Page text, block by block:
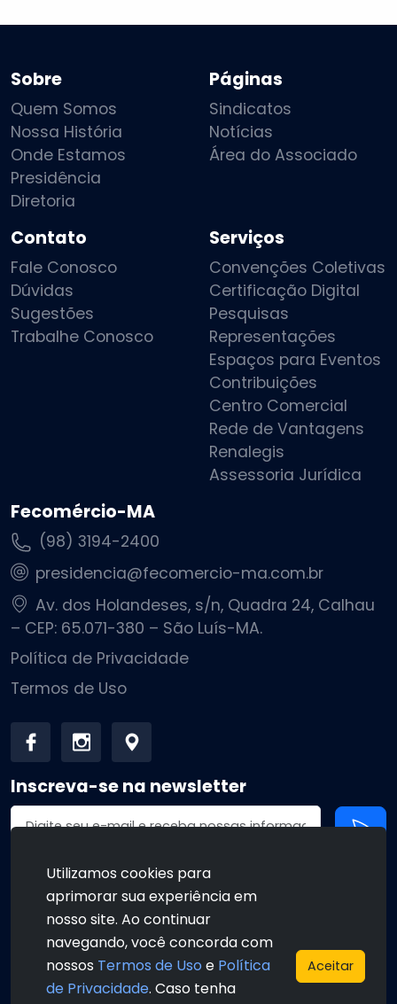
Sobre
Quem Somos
Nossa História
Onde Estamos
Presidência
Diretoria
Páginas
Sindicatos
Notícias
Área do Associado
Contato
Fale Conosco
Dúvidas
Sugestões
Trabalhe Conosco
Serviços
Convenções Coletivas
Certificação Digital
Pesquisas
Representações
Espaços para Eventos
Contribuições
Centro Comercial
Rede de Vantagens
Renalegis
Assessoria Jurídica
Fecomércio-MA
(98) 3194-2400
presidencia@fecomercio-ma.com.br
Av. dos Holandeses, s/n, Quadra 24, Calhau
– CEP: 65.071-380 – São Luís-MA.
Política de Privacidade
Termos de Uso
Inscreva-se na newsletter
Endereço de email
•
Utilizamos cookies para
aprimorar sua experiência em
nosso site. Ao continuar
navegando, você concorda com
nossos Termos de Uso e Política
de Privacidade. Caso tenha
Aceitar